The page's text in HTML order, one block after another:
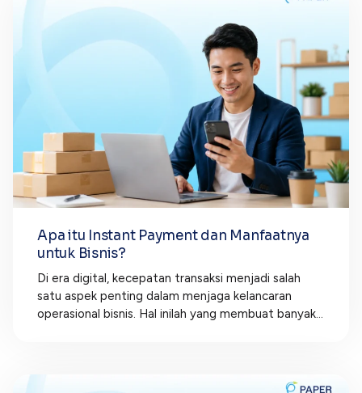
Apa itu Instant Payment dan Manfaatnya
untuk Bisnis?
Di era digital, kecepatan transaksi menjadi salah
satu aspek penting dalam menjaga kelancaran
operasional bisnis. Hal inilah yang membuat banyak...